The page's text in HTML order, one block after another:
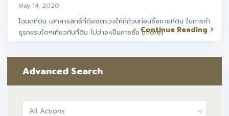
May 14, 2020
โฉนดที่ดิน เอกสารสิทธิ์ที่ต้องตรวจให้ถี่ถ้วนก่อนซื้อขายที่ดิน ในการทำ
ธุรกรรมใดๆเกี่ยวกับที่ดิน ไม่ว่าจะเป็นการซื้อ[more]
Continue Reading
Advanced Search
All Actions